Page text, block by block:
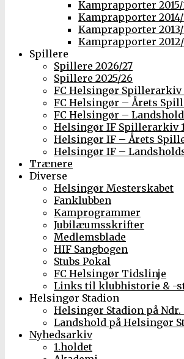
Kamprapporter 2015/
Kamprapporter 2014/
Kamprapporter 2013/
Kamprapporter 2012/
Spillere
Spillere 2026/27
Spillere 2025/26
FC Helsingør Spillerarkiv
FC Helsingør – Årets
FC Helsingør –
Helsingør IF Spillerarkiv
Helsingør IF – Årets
Helsingør IF –
Trænere
Diverse
Helsingør Mesterskabet
Fanklubben
Kamprogrammer
Jubilæumsskrifter
Medlemsblade
HIF Sangbogen
Stubs Pokal
FC Helsingør Tidslinje
Links til klubhistorie & -
Helsingør Stadion
Helsingør Stadion på Ndr.
Landshold på Helsingør
Nyhedsarkiv
1.holdet